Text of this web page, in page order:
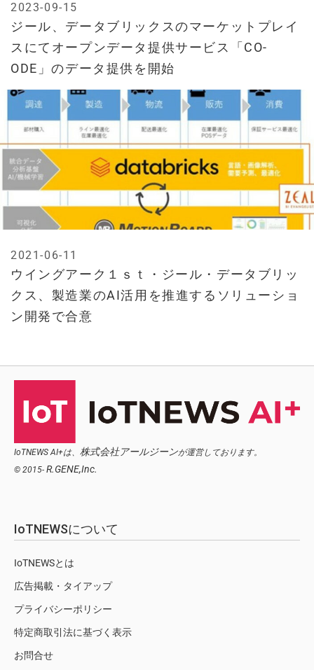
ジール、データブリックスのマーケットプレイ
スにてオープンデータ提供サービス「CO-
ODE」のデータ提供を開始
2023-09-15
ウイングアーク１ｓｔ・ジール・データブリッ
クス、製造業のAI活用を推進するソリューショ
ン開発で合意
2021-06-11
IoTNEWS AI+は、 株式会社アールジーンが運営しております。
© 2015- R.GENE,Inc.
IoTNEWSについて
IoTNEWSとは
広告掲載・タイアップ
プライバシーポリシー
特定商取引法に基づく表示
お問合せ